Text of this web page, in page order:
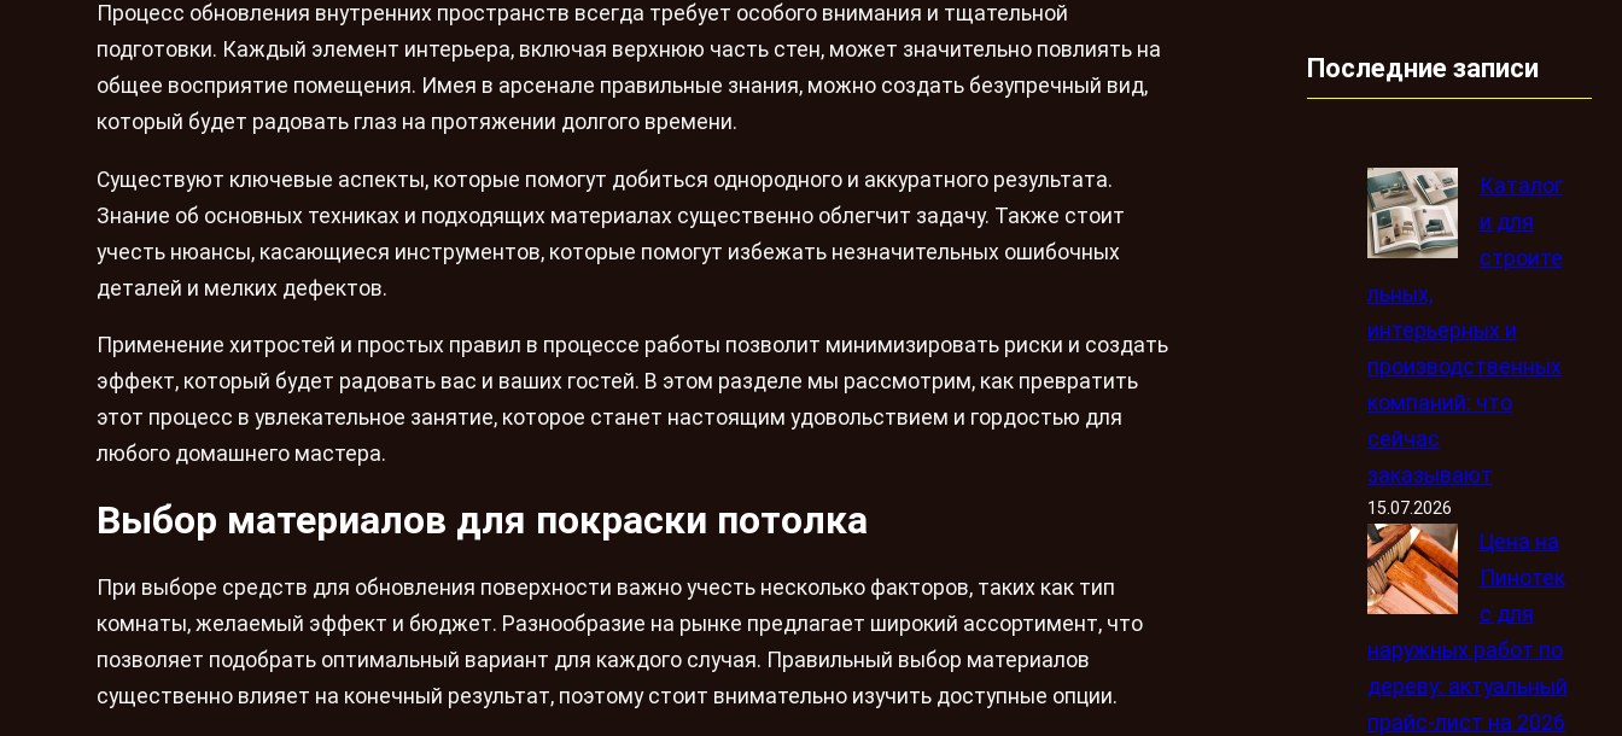
Процесс обновления внутренних пространств всегда требует особого внимания и тщательной
подготовки. Каждый элемент интерьера, включая верхнюю часть стен, может значительно повлиять на
общее восприятие помещения. Имея в арсенале правильные знания, можно создать безупречный вид,
который будет радовать глаз на протяжении долгого времени.
Существуют ключевые аспекты, которые помогут добиться однородного и аккуратного результата.
Знание об основных техниках и подходящих материалах существенно облегчит задачу. Также стоит
учесть нюансы, касающиеся инструментов, которые помогут избежать незначительных ошибочных
деталей и мелких дефектов.
Применение хитростей и простых правил в процессе работы позволит минимизировать риски и создать
эффект, который будет радовать вас и ваших гостей. В этом разделе мы рассмотрим, как превратить
этот процесс в увлекательное занятие, которое станет настоящим удовольствием и гордостью для
любого домашнего мастера.
Выбор материалов для покраски потолка
При выборе средств для обновления поверхности важно учесть несколько факторов, таких как тип
комнаты, желаемый эффект и бюджет. Разнообразие на рынке предлагает широкий ассортимент, что
позволяет подобрать оптимальный вариант для каждого случая. Правильный выбор материалов
существенно влияет на конечный результат, поэтому стоит внимательно изучить доступные опции.
Последние записи
Каталог
и для
строите
льных,
интерьерных и
производственных
компаний: что
сейчас
заказывают
15.07.2026
Цена на
Пинотек
с для
наружных работ по
дереву: актуальный
прайс-лист на 2026